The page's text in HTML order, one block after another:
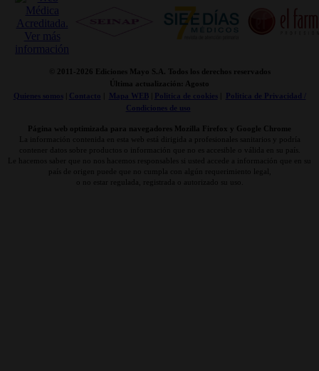
© 2011- 2026 Ediciones Mayo S.A. Todos los derechos reservados
Última actualización: Agosto
Quienes somos| Contacto Mapa WEB| Politica de cookies|
Politica de Privacidad /
Condiciones de uso
Página web optimizada para navegadores Mozilla Firefox y Google Chrome
La información contenida en esta web está dirigida a profesionales sanitarios y podría
contener datos sobre productos o información que no es accesible o válida en su país.
Le hacemos saber que no nos hacemos responsables si usted accede a información que en su
país de origen puede que no cumpla con algún requerimiento legal,
o no estar regulada, registrada o autorizado su uso.